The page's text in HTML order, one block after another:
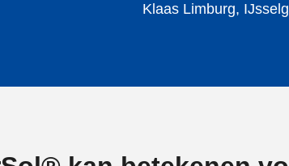
Klaas Limburg,